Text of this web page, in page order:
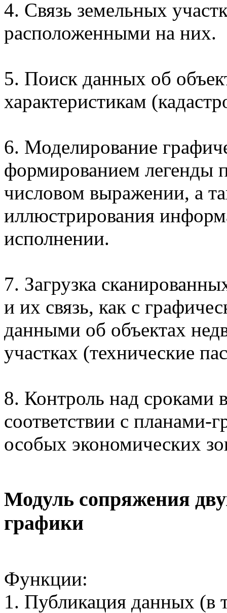
4. Связь земельных
расположенными на них.
5. Поиск данных об
характеристикам
6. Моделирование
формированием легенды
числовом выражении, а
иллюстрирования
исполнении.
7. Загрузка
и их связь, как с
данными об объектах
участках (технические
8. Контроль над сроками
соответствии с планами-
особых экономических
Модуль сопряжения
графики
Функции:
1. Публикация данных (в